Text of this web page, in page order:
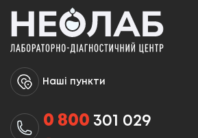
Наші пункти
0 800 301 029